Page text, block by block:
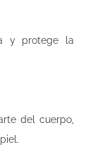
y protege la
del cuerpo,